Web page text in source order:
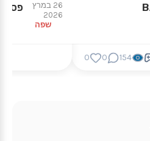
154
0
0
26 במרץ
2026
שפה
פסח